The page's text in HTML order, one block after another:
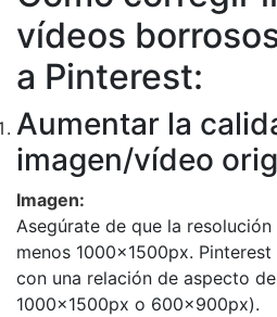
vídeos
a Pinterest:
Aumentar la
imagen/vídeo
Imagen:
Asegúrate de que la
menos 1000x1500px.
con una relación de aspecto
1000x1500px o 600x900px).